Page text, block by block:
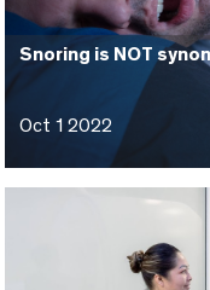
Snoring is NOT
Oct 1 2022